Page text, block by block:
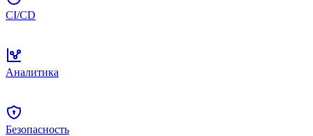
CI/CD
Аналитика
Безопасность